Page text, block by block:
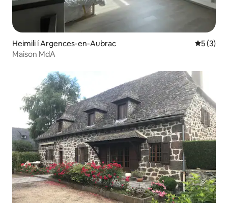
Heimili í Argences-en-Aubrac 5 af 5 í
5 (3)
Maison MdA